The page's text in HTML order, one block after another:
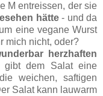
M entreissen, der sie
hätte- und da
eine vegane Wurst
mich nicht, oder?
herzhaften
gibt dem Salat eine
weichen, saftigen
Salat kann lauwarm